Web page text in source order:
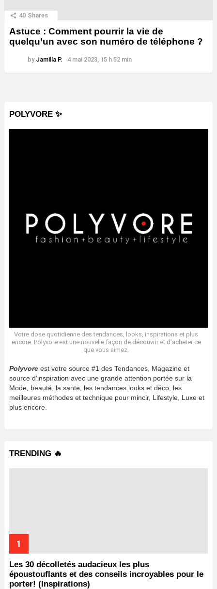
40 Shares
Astuce : Comment pourrir la vie de
quelqu’un avec son numéro de téléphone ?
by Jamilla P. 4 mai 2023, 15 h 52 min
POLYVORE ✨
Votre dose quotidienne des tendances, looks, inspirations et plus
encore. Polyvore est une nouvelle façon de découvrir et d’acheter ce
que vous aimez.
Polyvore est votre source #1 des Tendances, Magazine et
source d’inspiration avec une grande attention portée sur la
Mode, beauté, la sante, les tendances looks et déco, les
meilleures méthodes et technique pour mincir, Lifestyle, Luxe et
plus encore.
TRENDING 🔥
Les 30 décolletés audacieux les plus
époustouflants et des conseils incroyables pour le
porter! (Inspirations)